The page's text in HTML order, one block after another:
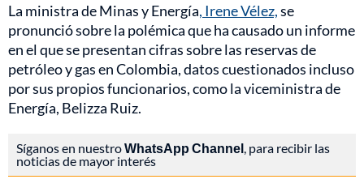
La ministra de Minas y Energía, Irene Vélez,se
pronunció sobre la polémica que ha causado un informe
en el que se presentan cifras sobre las reservas de
petróleo y gas en Colombia, datos cuestionados incluso
por sus propios funcionarios, como la viceministra de
Energía, Belizza Ruiz.
Síganos en nuestroWhatsApp Channel , para recibir las
noticias de mayor interés